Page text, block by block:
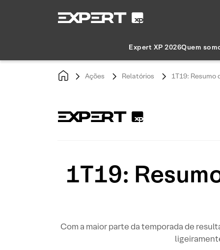
Expert XP 2026Quem
Ações Relatórios 1T19: Resumo
1T19:
Com a maior parte da temporada de